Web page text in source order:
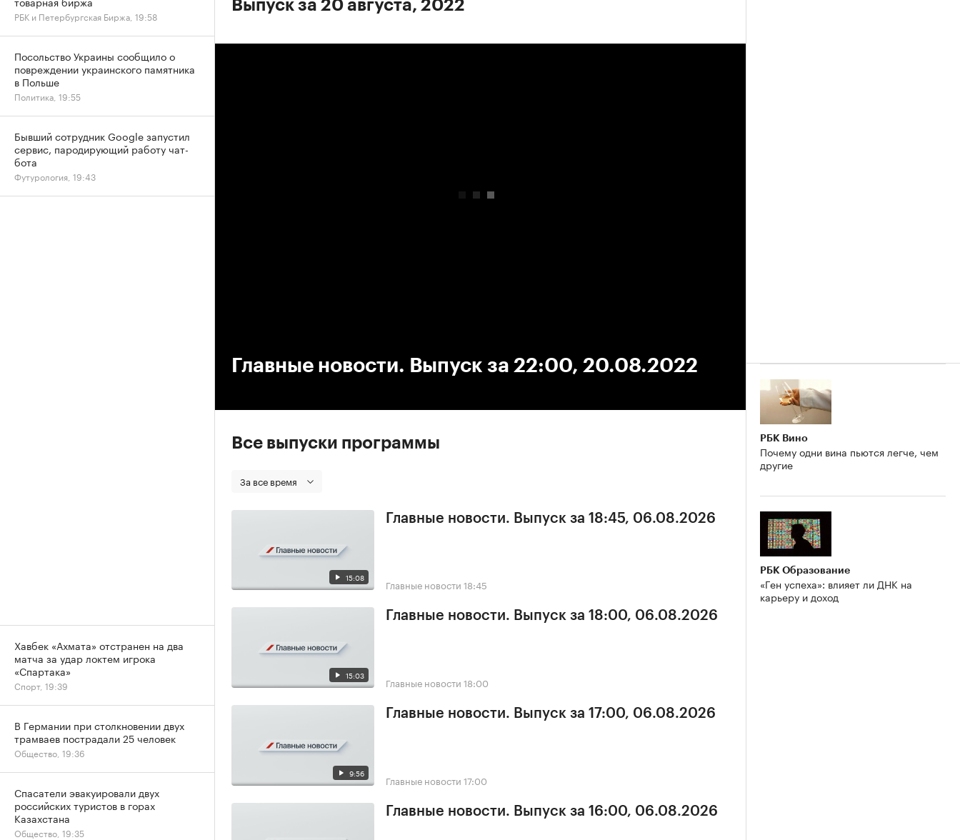
Выпуск за 20 августа, 2022
Главные новости. Выпуск за 22:00, 20.08.2022
Все выпуски программы
За все время
15:08
Главные новости. Выпуск за 18:45, 06.08.2026
Главные новости 18:45
15:03
Главные новости. Выпуск за 18:00, 06.08.2026
Главные новости 18:00
9:56
Главные новости. Выпуск за 17:00, 06.08.2026
Главные новости 17:00
Главные новости. Выпуск за 16:00, 06.08.2026
РБК Вино
Почему одни вина пьются легче, чем
другие
РБК Образование
«Ген успеха»: влияет ли ДНК на
карьеру и доход
РБК и Петербургская Биржа, 19:58
Посольство Украины сообщило о
повреждении украинского памятника
в Польше
Политика, 19:55
Бывший сотрудник Google запустил
сервис, пародирующий работу чат-
бота
Футурология, 19:43
Хавбек «Ахмата» отстранен на два
матча за удар локтем игрока
«Спартака»
Спорт, 19:39
В Германии при столкновении двух
трамваев пострадали 25 человек
Общество, 19:36
Спасатели эвакуировали двух
российских туристов в горах
Казахстана
Общество, 19:35